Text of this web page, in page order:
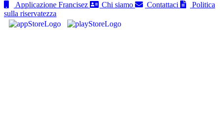
Applicazione Francisez
Chi siamo Contattaci
Politica
sulla riservatezza